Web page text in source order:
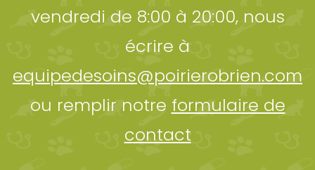
vendredi de 8:00 à 20:00, nous
écrire à
equipedesoins@poirierobrien.com
ou remplir notre formulaire de
contact